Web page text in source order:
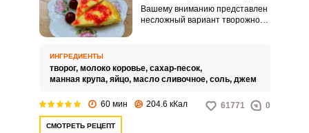
Вашему вниманию представлен
несложный вариант творожной
ИНГРЕДИЕНТЫ
творог, молоко коровье, сахар-песок,
манная крупа, яйцо, масло сливочное, соль, джем
60 мин 204.6 кКал 61771 0
СМОТРЕТЬ РЕЦЕПТ